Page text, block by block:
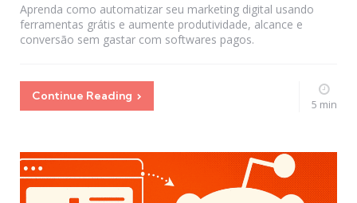
Aprenda como automatizar seu marketing digital usando
ferramentas grátis e aumente produtividade, alcance e
conversão sem gastar com softwares pagos.
Continue Reading
5 min